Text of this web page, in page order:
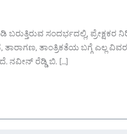
ಸಂದರ್ಭದಲ್ಲಿ, ಪ್ರೇಕ್ಷಕರ
ತಾಂತ್ರಿಕತೆಯ ಬಗ್ಗೆ ಎಲ್ಲ
ನವೀನ್ ರೆಡ್ಡಿ ಬಿ. […]